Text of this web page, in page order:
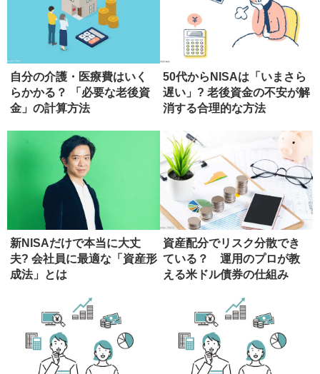
自分の介護・医療費はいく
らかかる？ 「必要な老後資
金」の計算方法
50代からNISAは「いまさら
遅い」? 老後資金の不安が解
消する合理的な方法
新NISAだけで本当に大丈
夫? 会社員に最適な「資産形
成法」とは
資産配分でリスク分散でき
ている？ 運用のプロが教
える米ドル債券の仕組み